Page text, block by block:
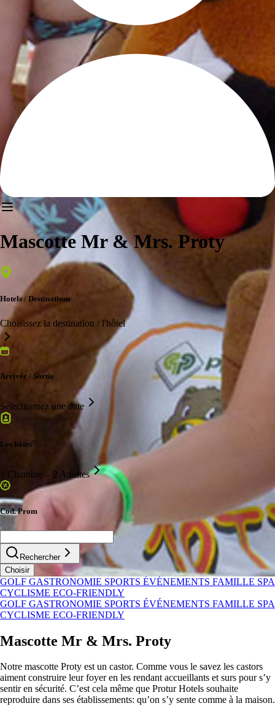
Mascotte Mr & Mrs. Proty
Hotels / Destinations
Choisissez la destination / l'hôtel
Arrivée / Sortie
Sélectionnez une date
Les hôtes
1 Chambre – 2 Adultes
Cod. Prom
Rechercher
Choisir
GOLF GASTRONOMIE SPORTS ÉVÉNEMENTS FAMILLE SPA
CYCLISME ECO-FRIENDLY
GOLF GASTRONOMIE SPORTS ÉVÉNEMENTS FAMILLE SPA
CYCLISME ECO-FRIENDLY
Mascotte Mr & Mrs. Proty
Notre mascotte Proty est un castor. Comme vous le savez les castors
aiment construire leur foyer en les rendant accueillants et surs pour s’y
sentir en sécurité. C’est cela même que Protur Hotels souhaite
reproduire dans ses établissements: qu’on s’y sente comme à la maison.